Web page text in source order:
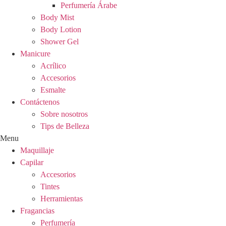
Perfumería Árabe
Body Mist
Body Lotion
Shower Gel
Manicure
Acrílico
Accesorios
Esmalte
Contáctenos
Sobre nosotros
Tips de Belleza
Menu
Maquillaje
Capilar
Accesorios
Tintes
Herramientas
Fragancias
Perfumería